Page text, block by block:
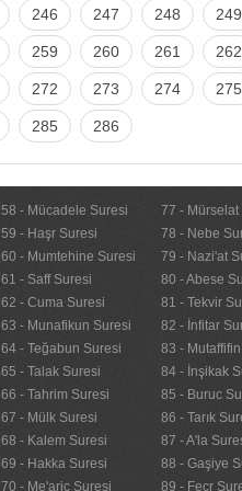
246 247 248 249
259 260 261 262
272 273 274 275
285 286
58 - Mücadele Suresi
59 - Haşr Suresi
60 - Mumtehine Suresi
61 - Saff Suresi
62 - Cuma Suresi
63 - Munafikun Suresi
64 - Teğabun Suresi
65 - Talak Suresi
66 - Tahrim Suresi
67 - Mülk Suresi
68 - Kalem Suresi
69 - Hakka Suresi
70 - Me'aric Suresi
77 - Mürselat
78 - Nebe
79 - Nazi'at
80 - Abese
81 - Tekvir
82 - İnfitar
83 -
84 - İnşikak
85 - Buruc
86 - Tarık
87 - A'la
88 - Gaşiye
89 - Fecr